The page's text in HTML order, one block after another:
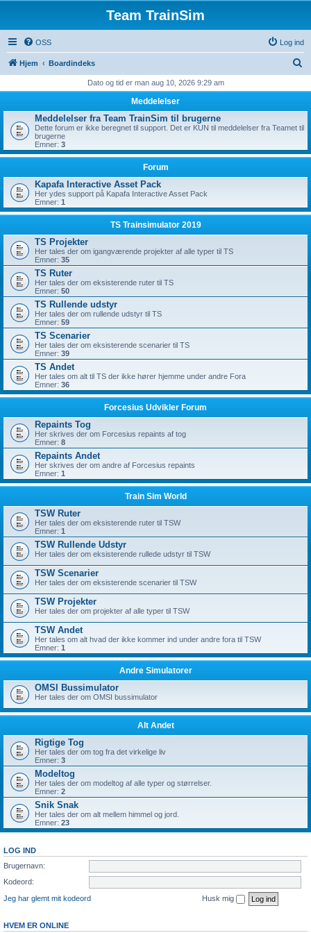
Team TrainSim
OSS Log ind
Hjem Boardindeks
Dato og tid er man aug 10, 2026 9:29 am
Meddelelser
Meddelelser fra Team TrainSim til brugerne
Dette forum er ikke beregnet til support. Det er KUN til meddelelser fra Teamet til
brugerne
Emner: 3
Forum
Kapafa Interactive Asset Pack
Her ydes support på Kapafa Interactive Asset Pack
Emner: 1
TS Trainsimulator 2019
TS Projekter
Her tales der om igangværende projekter af alle typer til TS
Emner: 35
TS Ruter
Her tales der om eksisterende ruter til TS
Emner: 50
TS Rullende udstyr
Her tales der om rullende udstyr til TS
Emner: 59
TS Scenarier
Her tales der om eksisterende scenarier til TS
Emner: 39
TS Andet
Her tales om alt til TS der ikke hører hjemme under andre Fora
Emner: 36
Forcesius Udvikler Forum
Repaints Tog
Her skrives der om Forcesius repaints af tog
Emner: 8
Repaints Andet
Her skrives der om andre af Forcesius repaints
Emner: 1
Train Sim World
TSW Ruter
Her tales der om eksisterende ruter til TSW
Emner: 1
TSW Rullende Udstyr
Her tales der om eksisterende rullede udstyr til TSW
TSW Scenarier
Her tales der om eksisterende scenarier til TSW
TSW Projekter
Her tales der om projekter af alle typer til TSW
TSW Andet
Her tales om alt hvad der ikke kommer ind under andre fora til TSW
Emner: 1
Andre Simulatorer
OMSI Bussimulator
Her tales der om OMSI bussimulator
Alt Andet
Rigtige Tog
Her tales der om tog fra det virkelige liv
Emner: 3
Modeltog
Her tales der om modeltog af alle typer og størrelser.
Emner: 2
Snik Snak
Her tales der om alt mellem himmel og jord.
Emner: 23
LOG IND
Brugernavn:
Kodeord:
Jeg har glemt mit kodeord
Husk mig
HVEM ER ONLINE